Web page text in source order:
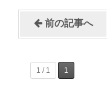
前の記事へ
1 / 1 1